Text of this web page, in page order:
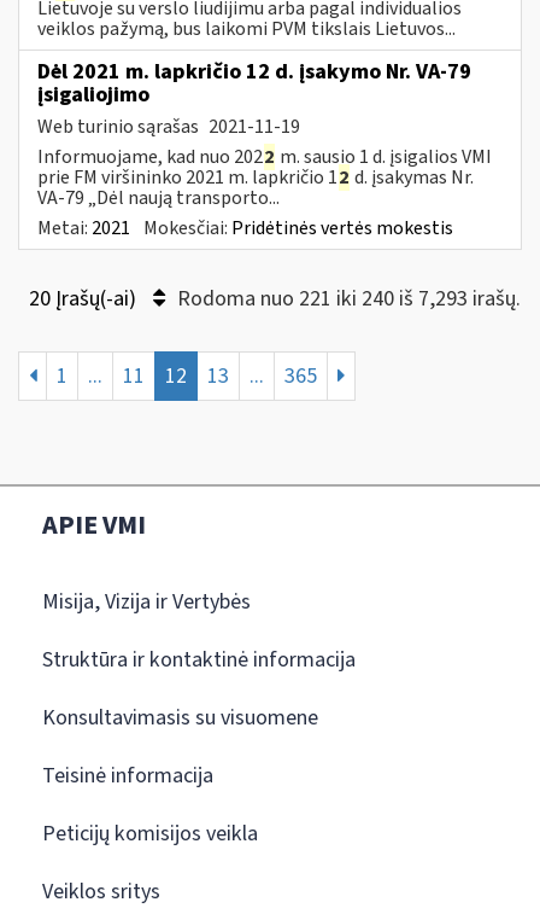
Lietuvoje su verslo liudijimu arba pagal individualios
veiklos pažymą, bus laikomi PVM tikslais Lietuvos...
Dėl 2021 m. lapkričio 12 d. įsakymo Nr. VA-79
įsigaliojimo
Web turinio sąrašas 2021-11-19
Informuojame, kad nuo 2022 m. sausio 1 d. įsigalios VMI
prie FM viršininko 2021 m. lapkričio 12 d. įsakymas Nr.
VA-79 „Dėl naują transporto...
Metai: 2021 Mokesčiai: Pridėtinės vertės mokestis
20 Įrašų(-ai) Rodoma nuo 221 iki 240 iš 7,293 irašų.
1 ... 11 12 13 ... 365
APIE VMI
Misija, Vizija ir Vertybės
Struktūra ir kontaktinė informacija
Konsultavimasis su visuomene
Teisinė informacija
Peticijų komisijos veikla
Veiklos sritys